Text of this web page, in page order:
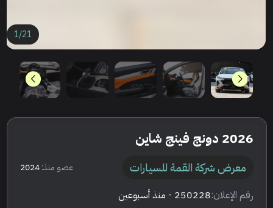
1/21
2026 دونج فينج شاين
معرض شركة القمة للسيارات عضو منذ:2024
رقم الإعلان:250228 - منذ أسبوعين